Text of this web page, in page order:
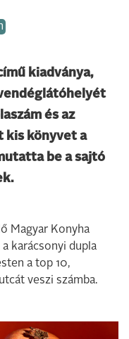
kiadványa,
és az
kis könyvet a
be a sajtó
Magyar Konyha
karácsonyi dupla
a top 10,
veszi számba.